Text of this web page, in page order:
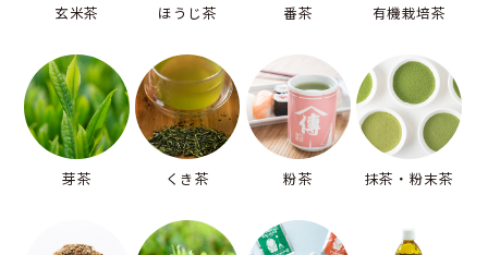
玄米茶 ほうじ茶 番茶 有機栽培茶
芽茶 くき茶 粉茶 抹茶・粉末茶